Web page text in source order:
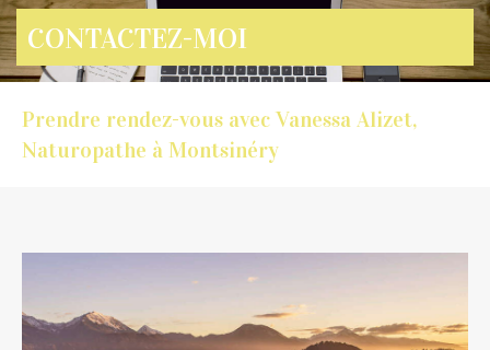
CONTACTEZ-MOI
Prendre rendez-vous avec Vanessa Alizet,
Naturopathe à Montsinéry